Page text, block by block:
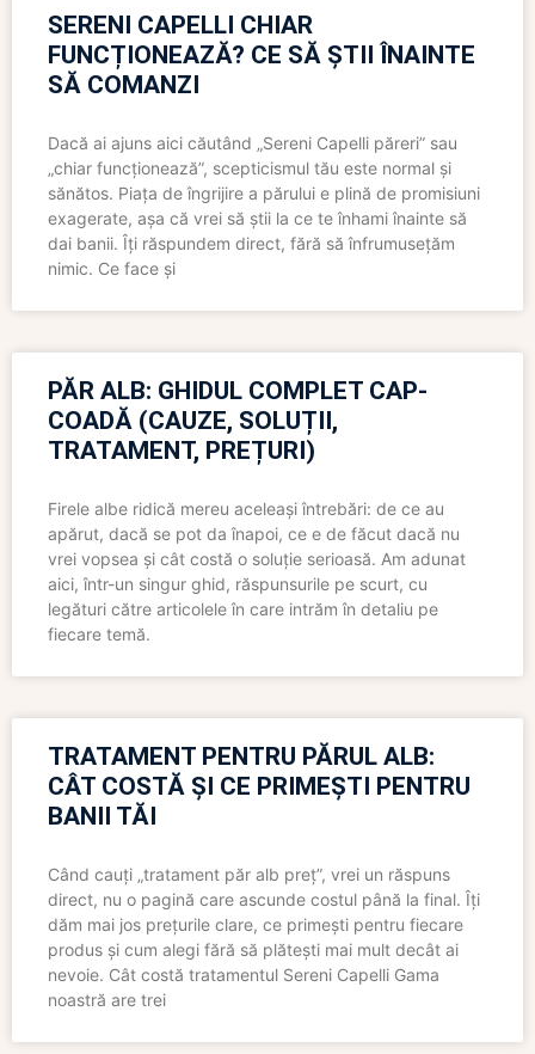
SERENI CAPELLI CHIAR
FUNCȚIONEAZĂ? CE SĂ ȘTII ÎNAINTE
SĂ COMANZI
Dacă ai ajuns aici căutând „Sereni Capelli păreri” sau
„chiar funcționează”, scepticismul tău este normal și
sănătos. Piața de îngrijire a părului e plină de promisiuni
exagerate, așa că vrei să știi la ce te înhami înainte să
dai banii. Îți răspundem direct, fără să înfrumusețăm
nimic. Ce face și
PĂR ALB: GHIDUL COMPLET CAP-
COADĂ (CAUZE, SOLUȚII,
TRATAMENT, PREȚURI)
Firele albe ridică mereu aceleași întrebări: de ce au
apărut, dacă se pot da înapoi, ce e de făcut dacă nu
vrei vopsea și cât costă o soluție serioasă. Am adunat
aici, într-un singur ghid, răspunsurile pe scurt, cu
legături către articolele în care intrăm în detaliu pe
fiecare temă.
TRATAMENT PENTRU PĂRUL ALB:
CÂT COSTĂ ȘI CE PRIMEȘTI PENTRU
BANII TĂI
Când cauți „tratament păr alb preț”, vrei un răspuns
direct, nu o pagină care ascunde costul până la final. Îți
dăm mai jos prețurile clare, ce primești pentru fiecare
produs și cum alegi fără să plătești mai mult decât ai
nevoie. Cât costă tratamentul Sereni Capelli Gama
noastră are trei